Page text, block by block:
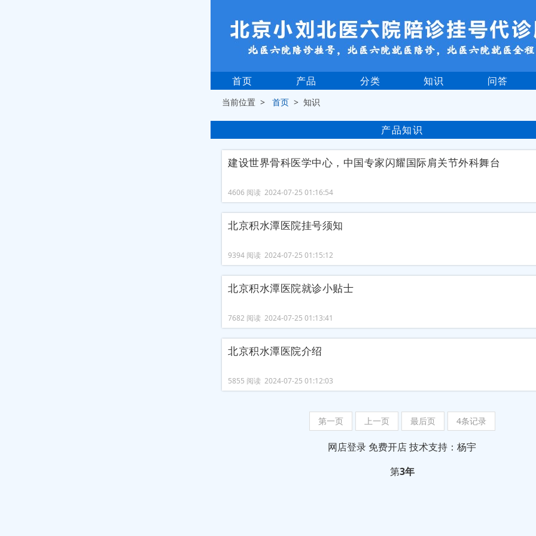
首页 产品 分类 知识 问答
当前位置 >首页 > 知识
产品知识
建设世界骨科医学中心，中国专家闪耀国际肩关节外科舞台
4606 阅读 2024-07-25 01:16:54
北京积水潭医院挂号须知
9394 阅读 2024-07-25 01:15:12
北京积水潭医院就诊小贴士
7682 阅读 2024-07-25 01:13:41
北京积水潭医院介绍
5855 阅读 2024-07-25 01:12:03
第一页 上一页 最后页 4条记录
网店登录 免费开店技术支持：杨宇
第3年